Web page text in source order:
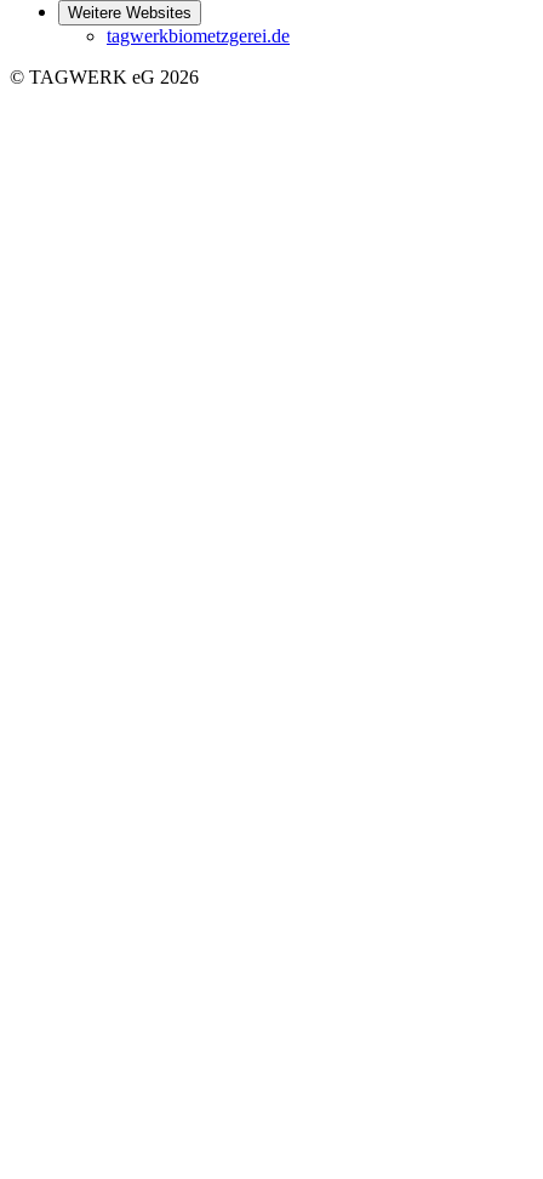
Weitere Websites
tagwerkbiometzgerei.de
© TAGWERK eG 2026